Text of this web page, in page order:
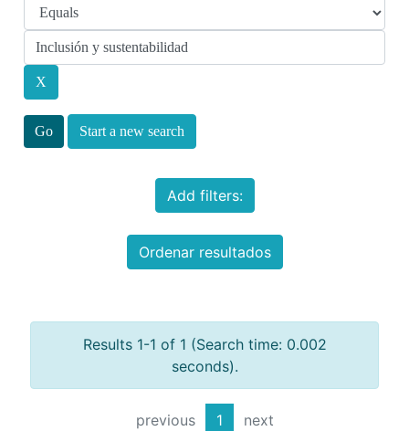
Start a new search
Add filters:
Ordenar resultados
Results 1-1 of 1 (Search time: 0.002
seconds).
previous 1 next